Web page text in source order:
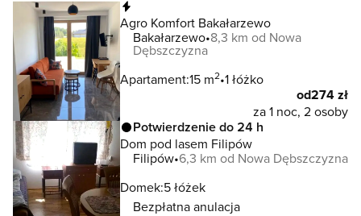
Agro Komfort Bakałarzewo
Bakałarzewo 8,3 km od Nowa
Dębszczyzna
Apartament:15 m2 1 łóżko
od274 zł
za 1 noc, 2 osoby
Potwierdzenie do 24 h
Dom pod lasem Filipów
Filipów 6,3 km od Nowa Dębszczyzna
Domek:5 łóżek
Bezpłatna anulacja